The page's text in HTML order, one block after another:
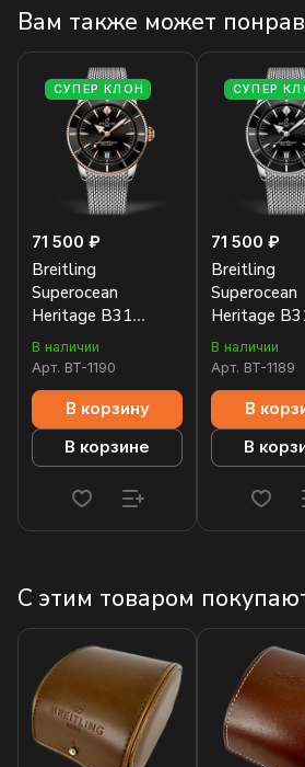
Вам также может
СУПЕР КЛОН
71 500 ₽
Breitling
Superocean
Heritage B31
Automatic 42
UB3111241B1A1
В наличии
Арт. BT-1190
В корзину
В корзине
СУПЕР
71 500 ₽
Breitling
Superocean
Heritage
Automatic 42
В наличии
Арт. BT-1189
В
В
С этим товаром